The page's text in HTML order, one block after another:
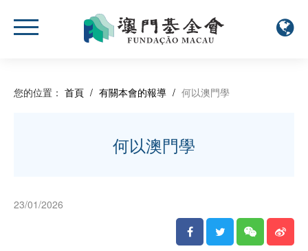
您的位置： 首頁 / 有關本會的報導 / 何以澳門學
何以澳門學
23/01/2026